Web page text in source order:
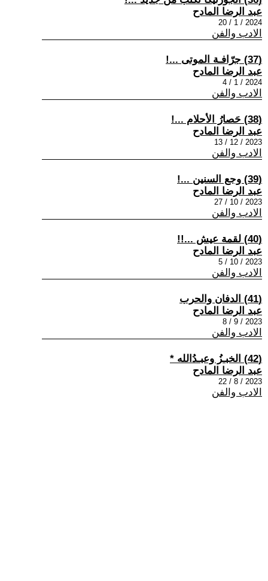
عبد الرضا المادح
2024 / 1 / 20
الادب والفن
(37) جرّافـة الموتى ...!
عبد الرضا المادح
2024 / 1 / 4
الادب والفن
(38) حَصارُ الأحلام ...!
عبد الرضا المادح
2023 / 12 / 13
الادب والفن
(39) وجع السنين ...!
عبد الرضا المادح
2023 / 10 / 27
الادب والفن
(40) لقمة عيش ...!!
عبد الرضا المادح
2023 / 10 / 5
الادب والفن
(41) الدفان والحرب
عبد الرضا المادح
2023 / 9 / 8
الادب والفن
(42) الخبـزُ وعبـدُالله *
عبد الرضا المادح
2023 / 8 / 22
الادب والفن